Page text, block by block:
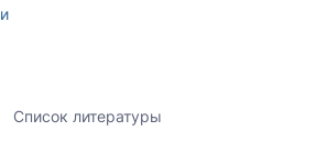
Список литературы